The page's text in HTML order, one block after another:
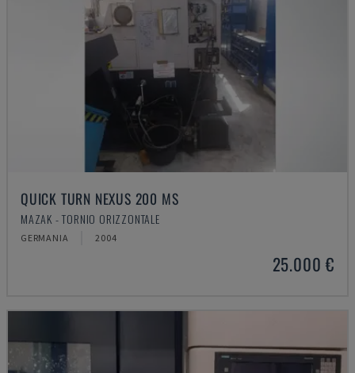
QUICK TURN NEXUS 200 MS
MAZAK - TORNIO ORIZZONTALE
GERMANIA 2004
25.000 €